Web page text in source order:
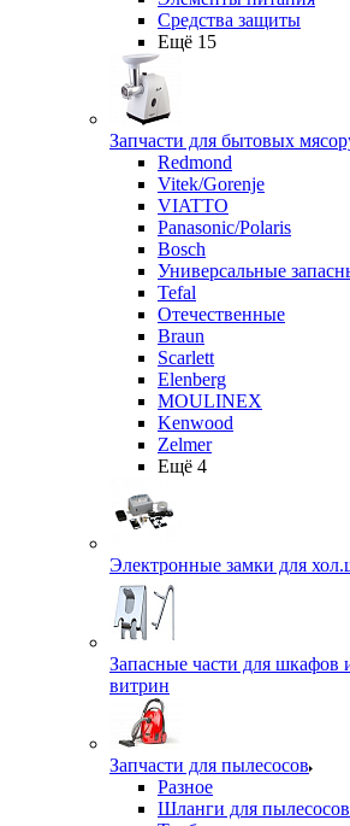
Средства защиты
Ещё 15
Запчасти для бытовых
Redmond
Vitek/Gorenje
VIATTO
Panasonic/Polaris
Bosch
Универсальные
Tefal
Отечественные
Braun
Scarlett
Elenberg
MOULINEX
Kenwood
Zelmer
Ещё 4
Электронные замки для
Запасные части для шкафов
витрин
Запчасти для пылесосов
Разное
Шланги для пылесосов